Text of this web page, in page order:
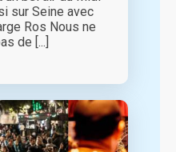
sur Seine avec
Ros Nous ne
de [...]